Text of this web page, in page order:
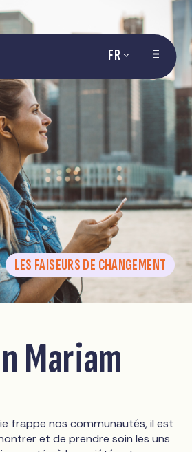
FR
LES FAISEURS DE CHANGEMENT
Mariam
frappe nos communautés, il est
et de prendre soin les uns